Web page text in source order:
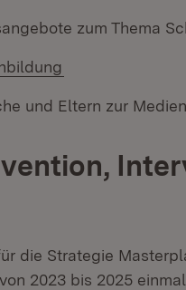
zum Thema
und Eltern zur
die Strategie
2023 bis 2025